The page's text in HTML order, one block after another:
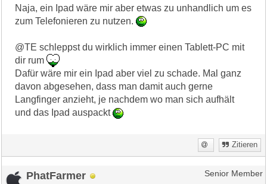
Naja, ein Ipad wäre mir aber etwas zu unhandlich um es
zum Telefonieren zu nutzen.
@TE schleppst du wirklich immer einen Tablett-PC mit
dir rum
Dafür wäre mir ein Ipad aber viel zu schade. Mal ganz
davon abgesehen, dass man damit auch gerne
Langfinger anzieht, je nachdem wo man sich aufhält
und das Ipad auspackt
Zitieren
PhatFarmer Senior Member